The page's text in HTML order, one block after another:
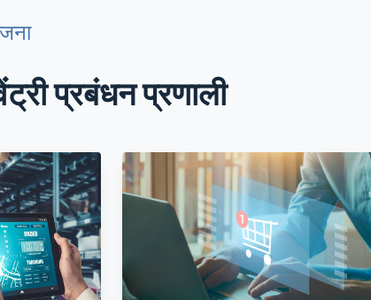
प्रबंधन प्रणाली